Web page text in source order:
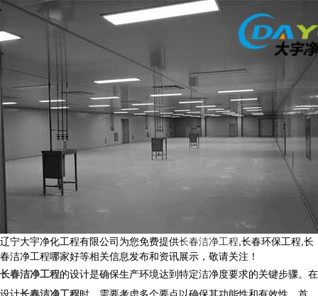
辽宁大宇净化工程有限公司为您免费提供长春洁净工程,长春环保工程,长
春洁净工程哪家好等相关信息发布和资讯展示，敬请关注！
长春洁净工程的设计是确保生产环境达到特定洁净度要求的关键步骤。在
设计长春洁净工程时，需要考虑多个要点以确保其功能性和有效性。首